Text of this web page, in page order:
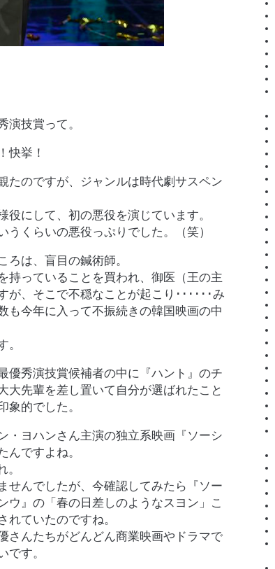
技賞って。
快挙！
たのですが、ジャンルは時代劇サスペン
にして、初の悪役を演じています。
うくらいの悪役っぷりでした。（笑）
ろは、盲目の鍼術師。
持っていることを買われ、御医（王の主
が、そこで不穏なことが起こり･･････み
も今年に入って不振続きの韓国映画の中
優秀演技賞候補者の中に『ハント』のチ
大先輩を差し置いて自分が選ばれたこと
的でした。
・ヨハンさん主演の独立系映画『ソーシ
ですよね。
せんでしたが、今確認してみたら『ソー
ウ』の「春の日差しのようなスヨン」こ
れていたのですね。
さんたちがどんどん商業映画やドラマで
す。